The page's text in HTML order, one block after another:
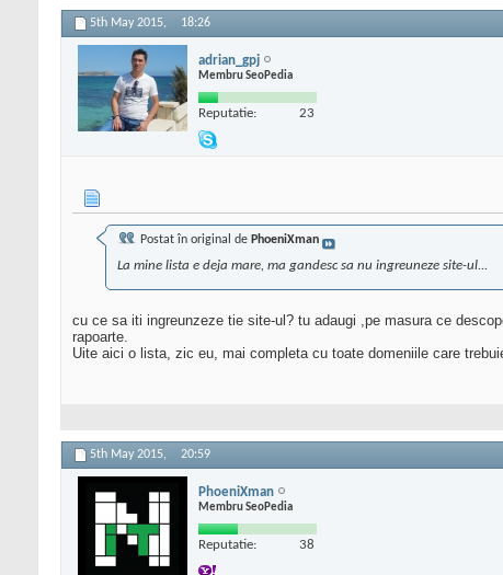
5th May 2015, 18:26
adrian_gpj
Membru SeoPedia
Reputatie: 23
Postat în original de PhoeniXman
La mine lista e deja mare, ma gandesc sa nu ingreuneze site-ul...
cu ce sa iti ingreunzeze tie site-ul? tu adaugi ,pe masura ce
rapoarte.
Uite aici o lista, zic eu, mai completa cu toate domeniile care
5th May 2015, 20:59
PhoeniXman
Membru SeoPedia
Reputatie: 38